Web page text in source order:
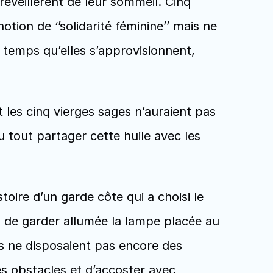
de ‘’solidarité féminine’’ mais ne
qu’elles s’approvisionnent,
cinq vierges sages n’auraient pas
tout partager cette huile avec les
d’un garde côte qui a choisi le
garder allumée la lampe placée au
ne disposaient pas encore des
obstacles et d’accoster avec